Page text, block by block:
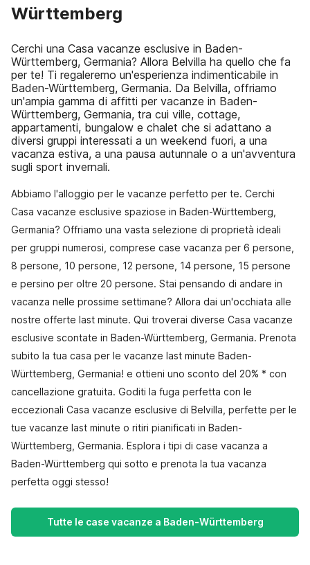
Württemberg
Cerchi una Casa vacanze esclusive in Baden-
Württemberg, Germania? Allora Belvilla ha quello che fa
per te! Ti regaleremo un'esperienza indimenticabile in
Baden-Württemberg, Germania. Da Belvilla, offriamo
un'ampia gamma di affitti per vacanze in Baden-
Württemberg, Germania, tra cui ville, cottage,
appartamenti, bungalow e chalet che si adattano a
diversi gruppi interessati a un weekend fuori, a una
vacanza estiva, a una pausa autunnale o a un'avventura
sugli sport invernali.
Abbiamo l'alloggio per le vacanze perfetto per te. Cerchi
Casa vacanze esclusive spaziose in Baden-Württemberg,
Germania? Offriamo una vasta selezione di proprietà ideali
per gruppi numerosi, comprese case vacanza per 6 persone,
8 persone, 10 persone, 12 persone, 14 persone, 15 persone
e persino per oltre 20 persone. Stai pensando di andare in
vacanza nelle prossime settimane? Allora dai un'occhiata alle
nostre offerte last minute. Qui troverai diverse Casa vacanze
esclusive scontate in Baden-Württemberg, Germania. Prenota
subito la tua casa per le vacanze last minute Baden-
Württemberg, Germania! e ottieni uno sconto del 20% * con
cancellazione gratuita. Goditi la fuga perfetta con le
eccezionali Casa vacanze esclusive di Belvilla, perfette per le
tue vacanze last minute o ritiri pianificati in Baden-
Württemberg, Germania. Esplora i tipi di case vacanza a
Baden-Württemberg qui sotto e prenota la tua vacanza
perfetta oggi stesso!
Tutte le case vacanze a Baden-Württemberg